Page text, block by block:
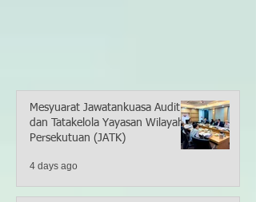
Mesyuarat Jawatankuasa Audit
dan Tatakelola Yayasan Wilayah
Persekutuan (JATK)
4 days ago